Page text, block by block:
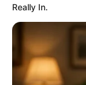
Really In.